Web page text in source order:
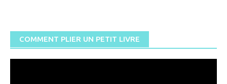
COMMENT PLIER UN PETIT LIVRE